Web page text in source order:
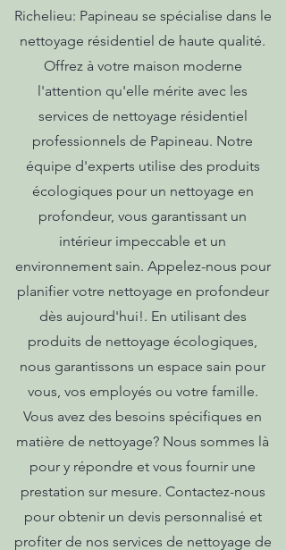
Richelieu: Papineau se spécialise dans le
nettoyage résidentiel de haute qualité.
Offrez à votre maison moderne
l'attention qu'elle mérite avec les
services de nettoyage résidentiel
professionnels de Papineau. Notre
équipe d'experts utilise des produits
écologiques pour un nettoyage en
profondeur, vous garantissant un
intérieur impeccable et un
environnement sain. Appelez-nous pour
planifier votre nettoyage en profondeur
dès aujourd'hui!. En utilisant des
produits de nettoyage écologiques,
nous garantissons un espace sain pour
vous, vos employés ou votre famille.
Vous avez des besoins spécifiques en
matière de nettoyage? Nous sommes là
pour y répondre et vous fournir une
prestation sur mesure. Contactez-nous
pour obtenir un devis personnalisé et
profiter de nos services de nettoyage de